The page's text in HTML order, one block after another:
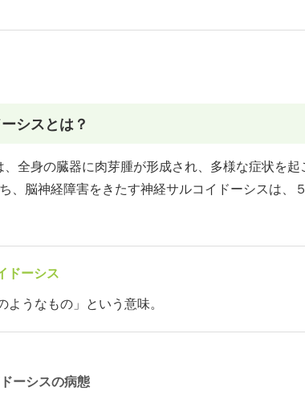
シスとは？
全身の臓器に肉芽腫が形成され、多様な症状を起
、脳神経障害をきたす神経サルコイドーシスは、
ドーシス
ようなもの」という意味。
ーシスの病態